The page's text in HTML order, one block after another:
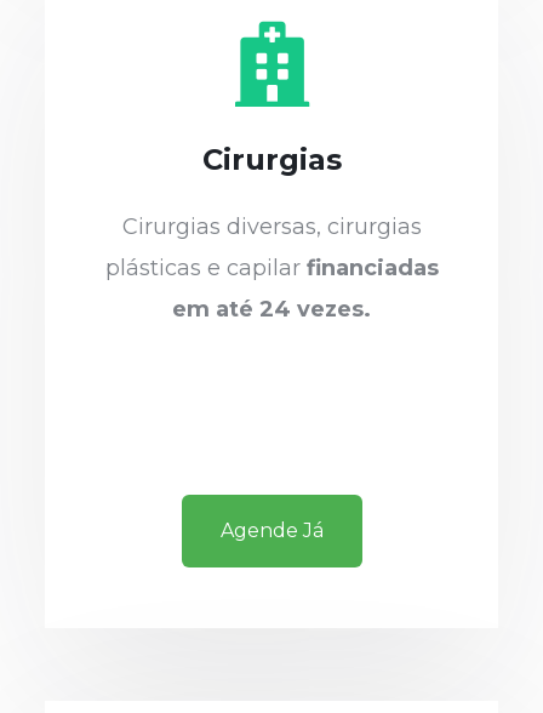
Cirurgias
Cirurgias diversas, cirurgias
plásticas e capilar financiadas
em até 24 vezes.
Agende Já